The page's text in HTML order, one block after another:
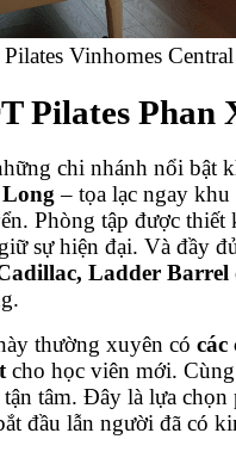
Vinhomes
Pilates Phan
chi nhánh nổi bật
– tọa lạc ngay khu
Phòng tập được thiết
sự hiện đại. Và đầy
Ladder Barrel
thường xuyên có
cho học viên mới.
tâm. Đây là lựa chọn
đầu lẫn người đã có